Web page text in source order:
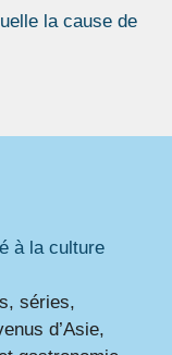
la cause de
à la culture
séries,
d’Asie,